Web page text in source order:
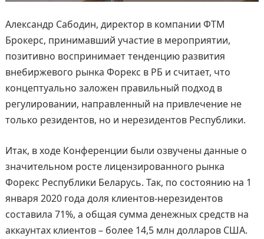
Александр Сабодин, директор в компании ФТМ
Брокерс, принимавший участие в мероприятии,
позитивно воспринимает тенденцию развития
внебиржевого рынка Форекс в РБ и считает, что
концептуально заложен правильный подход в
регулировании, направленный на привлечение не
только резидентов, но и нерезидентов Республики.
Итак, в ходе Конференции были озвучены данные о
значительном росте лицензированного рынка
Форекс Республики Беларусь. Так, по состоянию на 1
января 2020 года доля клиентов-нерезидентов
составила 71%, а общая сумма денежных средств на
аккаунтах клиентов – более 14,5 млн долларов США.